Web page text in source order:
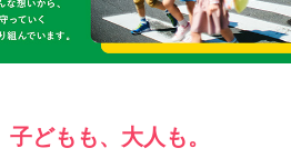
子どもも、大人も。